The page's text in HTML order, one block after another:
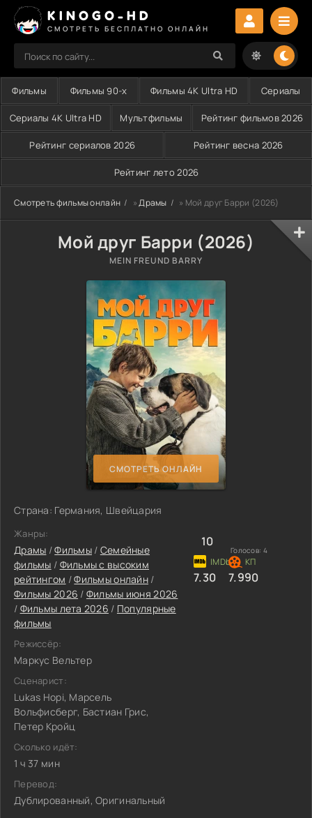
KINOGO-HD
СМОТРЕТЬ БЕСПЛАТНО ОНЛАЙН
Фильмы Фильмы 90-х Фильмы 4K Ultra HD Сериалы
Сериалы 4K Ultra HD Мультфильмы Рейтинг фильмов 2026
Рейтинг сериалов 2026 Рейтинг весна 2026
Рейтинг лето 2026
Смотреть фильмы онлайн »Драмы » Мой друг Барри (2026)
Мой друг Барри (2026)
MEIN FREUND BARRY
СМОТРЕТЬ ОНЛАЙН
Страна: Германия, Швейцария
Жанры:
Драмы /Фильмы/ Семейные
фильмы / Фильмы с высоким
рейтингом /Фильмы онлайн /
Фильмы 2026 / Фильмы июня 2026
/ Фильмы лета 2026 / Популярные
фильмы
Режиссёр:
Маркус Вельтер
Сценарист:
Lukas Hopi, Марсель
Вольфисберг, Бастиан Грис,
Петер Кройц
Сколько идёт:
1 ч 37 мин
Перевод:
Дублированный, Оригинальный
10
Голосов: 4
7.30 7.990